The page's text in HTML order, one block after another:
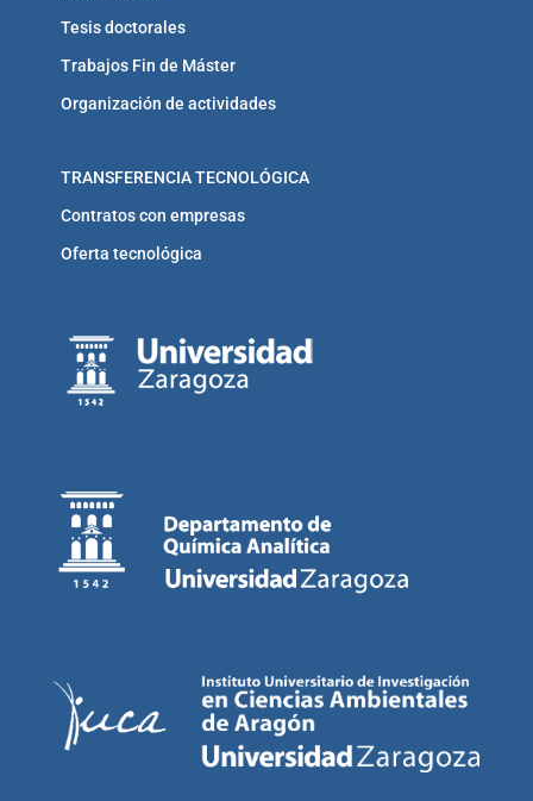
Tesis doctorales
Trabajos Fin de Máster
Organización de actividades
TRANSFERENCIA TECNOLÓGICA
Contratos con empresas
Oferta tecnológica